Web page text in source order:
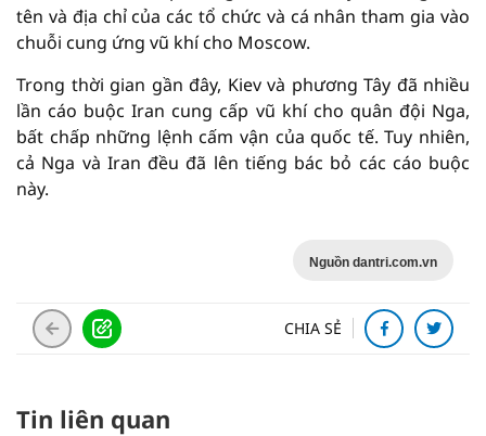
tên và địa chỉ của các tổ chức và cá nhân tham gia vào
chuỗi cung ứng vũ khí cho Moscow.
Trong thời gian gần đây, Kiev và phương Tây đã nhiều
lần cáo buộc Iran cung cấp vũ khí cho quân đội Nga,
bất chấp những lệnh cấm vận của quốc tế. Tuy nhiên,
cả Nga và Iran đều đã lên tiếng bác bỏ các cáo buộc
này.
Nguồn dantri.com.vn
CHIA SẺ
Tin liên quan